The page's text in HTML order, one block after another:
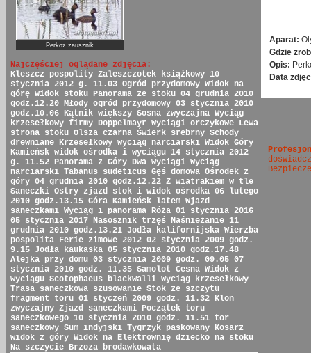
Perkoz zausznik
Najczęściej oglądane zdjęcia:
Kleszcz pospolity Zaleszczotek książkowy 10
stycznia 2012 g. 11.03 Ogród przydomowy Widok na
górę Widok stoku Panorama ze stoku 04 grudnia 2010
godz.12.20 Młody ogród przydomowy 03 stycznia 2010
godz.10.06 Kątnik większy Sosna zwyczajna Wyciąg
krzesełkowy firmy Doppelmayr Wyciągi orczykowe Lewa
strona stoku Olsza czarna Świerk srebrny Schody
drewniane Krzesełkowy wyciąg narciarski Widok Góry
Kamieńsk widok ośrodka i wyciągu 14 stycznia 2012
g. 11.52 Panorama z Góry Dwa wyciągi Wyciąg
narciarski Tabanus sudeticus Gęś domowa Ośrodek z
góry 04 grudnia 2010 godz.12.22 Z wiatrakiem w tle
Saneczki Ostry zjazd stok i widok ośrodka 06 lutego
2010 godz.13.15 Góra Kamieńsk latem Wjazd
saneczkami Wyciąg i panorama Róża 01 stycznia 2016
05 stycznia 2017 Nasosznik trzęś Naśnieżanie 11
grudnia 2010 godz.13.21 Jodła kalifornijska Wierzba
pospolita Ferie zimowe 2012 02 stycznia 2009 godz.
9.15 Jodła kaukaska 05 stycznia 2010 godz.17.48
Alejka przy domu 03 stycznia 2009 godz. 09.05 07
stycznia 2010 godz. 11.35 Samolot Cesna Widok z
wyciągu Scotophaeus blackwalli Wyciąg krzesełkowy
Trasa saneczkowa szusowanie Stok ze szczytu
fragment toru 01 styczeń 2009 godz. 11.32 Klon
zwyczajny Zjazd saneczkami Początek toru
saneczkowego 10 stycznia 2010 godz. 11.51 tor
saneczkowy Sum indyjski Tygrzyk paskowany Kosarz
widok z góry Widok na Elektrownię dziecko na stoku
Na szczycie Brzoza brodawkowata
Aparat:
Gdzie
Opis:
Data